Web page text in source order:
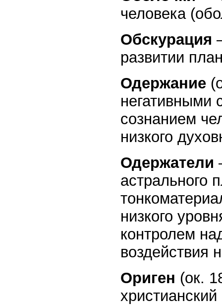
человека
Обскурация
развитии
Одержание
негативными
сознанием
низкого
Одержатели
астрального
низкого
контролем
воздействия
Ориген (ок.